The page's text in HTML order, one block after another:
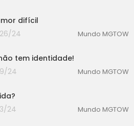
difícil
24
Mundo MGTOW
tem identidade!
24
Mundo MGTOW
24
Mundo MGTOW